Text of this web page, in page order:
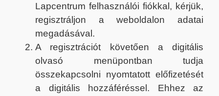
Lapcentrum felhasználói fiókkal, kérjük,
regisztráljon a weboldalon adatai
megadásával.
A regisztrációt követően a digitális
olvasó menüpontban tudja
összekapcsolni nyomtatott előfizetését
a digitális hozzáféréssel. Ehhez az